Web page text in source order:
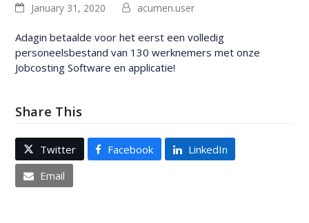
January 31, 2020 acumen.user
Adagin betaalde voor het eerst een volledig
personeelsbestand van 130 werknemers met onze
Jobcosting Software en applicatie!
Share This
Twitter Facebook
LinkedIn
Email